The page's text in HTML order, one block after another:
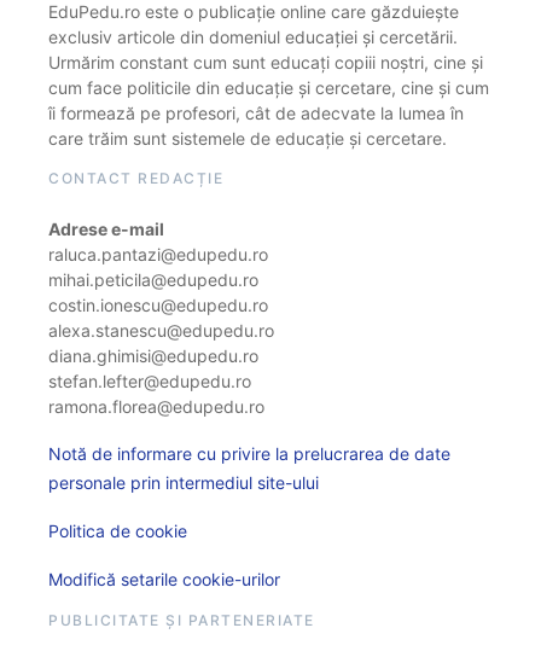
EduPedu.ro este o publicație online care găzduiește
exclusiv articole din domeniul educației și cercetării.
Urmărim constant cum sunt educați copiii noștri, cine și
cum face politicile din educație și cercetare, cine și cum
îi formează pe profesori, cât de adecvate la lumea în
care trăim sunt sistemele de educație și cercetare.
CONTACT REDACȚIE
Adrese e-mail
raluca.pantazi@edupedu.ro
mihai.peticila@edupedu.ro
costin.ionescu@edupedu.ro
alexa.stanescu@edupedu.ro
diana.ghimisi@edupedu.ro
stefan.lefter@edupedu.ro
ramona.florea@edupedu.ro
Notă de informare cu privire la prelucrarea de date
personale prin intermediul site-ului
Politica de cookie
Modifică setarile cookie-urilor
PUBLICITATE ȘI PARTENERIATE